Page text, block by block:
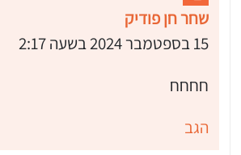
שחר חן פודיק
15 בספטמבר 2024 בשעה 2:17
חחחח
הגב